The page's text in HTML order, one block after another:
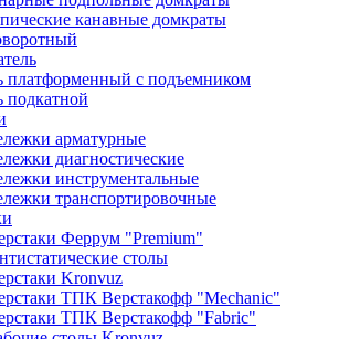
канавные домкраты
платформенный с подъемником
подкатной
арматурные
диагностические
инструментальные
транспортировочные
Феррум "Premium"
столы
Kronvuz
ТПК Верстакофф "Mechanic"
ТПК Верстакофф "Fabric"